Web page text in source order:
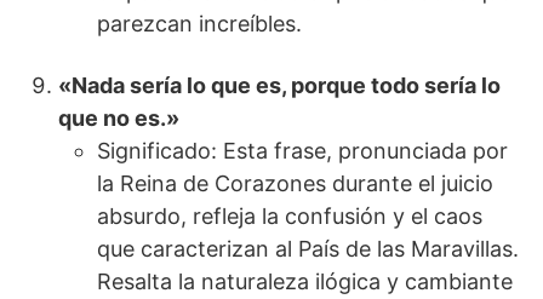
parezcan increíbles.
«Nada sería lo que es, porque todo sería lo
que no es.»
Significado: Esta frase, pronunciada por
la Reina de Corazones durante el juicio
absurdo, refleja la confusión y el caos
que caracterizan al País de las Maravillas.
Resalta la naturaleza ilógica y cambiante